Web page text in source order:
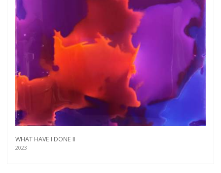
WHAT HAVE I DONE II
2023